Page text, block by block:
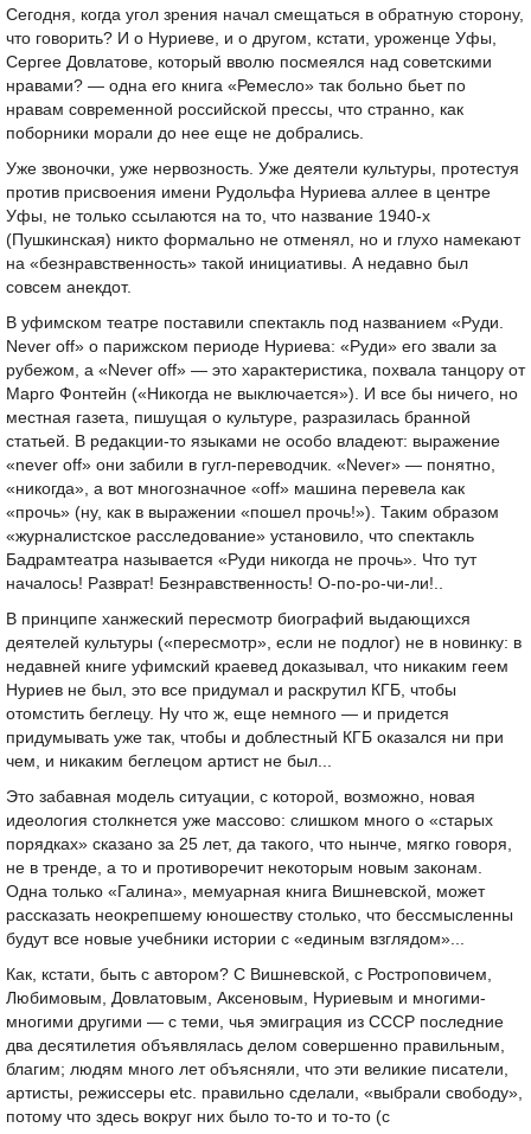
Сегодня, когда угол зрения начал смещаться в обратную сторону,
что говорить? И о Нуриеве, и о другом, кстати, уроженце Уфы,
Сергее Довлатове, который вволю посмеялся над советскими
нравами? — одна его книга «Ремесло» так больно бьет по
нравам современной российской прессы, что странно, как
поборники морали до нее еще не добрались.
Уже звоночки, уже нервозность. Уже деятели культуры, протестуя
против присвоения имени Рудольфа Нуриева аллее в центре
Уфы, не только ссылаются на то, что название 1940-х
(Пушкинская) никто формально не отменял, но и глухо намекают
на «безнравственность» такой инициативы. А недавно был
совсем анекдот.
В уфимском театре поставили спектакль под названием «Руди.
Never off» о парижском периоде Нуриева: «Руди» его звали за
рубежом, а «Never off» — это характеристика, похвала танцору от
Марго Фонтейн («Никогда не выключается»). И все бы ничего, но
местная газета, пишущая о культуре, разразилась бранной
статьей. В редакции-то языками не особо владеют: выражение
«never off» они забили в гугл-переводчик. «Never» — понятно,
«никогда», а вот многозначное «off» машина перевела как
«прочь» (ну, как в выражении «пошел прочь!»). Таким образом
«журналистское расследование» установило, что спектакль
Бадрамтеатра называется «Руди никогда не прочь». Что тут
началось! Разврат! Безнравственность! О-по-ро-чи-ли!..
В принципе ханжеский пересмотр биографий выдающихся
деятелей культуры («пересмотр», если не подлог) не в новинку: в
недавней книге уфимский краевед доказывал, что никаким геем
Нуриев не был, это все придумал и раскрутил КГБ, чтобы
отомстить беглецу. Ну что ж, еще немного — и придется
придумывать уже так, чтобы и доблестный КГБ оказался ни при
чем, и никаким беглецом артист не был...
Это забавная модель ситуации, с которой, возможно, новая
идеология столкнется уже массово: слишком много о «старых
порядках» сказано за 25 лет, да такого, что нынче, мягко говоря,
не в тренде, а то и противоречит некоторым новым законам.
Одна только «Галина», мемуарная книга Вишневской, может
рассказать неокрепшему юношеству столько, что бессмысленны
будут все новые учебники истории с «единым взглядом»...
Как, кстати, быть с автором? С Вишневской, с Ростроповичем,
Любимовым, Довлатовым, Аксеновым, Нуриевым и многими-
многими другими — с теми, чья эмиграция из СССР последние
два десятилетия объявлялась делом совершенно правильным,
благим; людям много лет объясняли, что эти великие писатели,
артисты, режиссеры etc. правильно сделали, «выбрали свободу»,
потому что здесь вокруг них было то-то и то-то (с